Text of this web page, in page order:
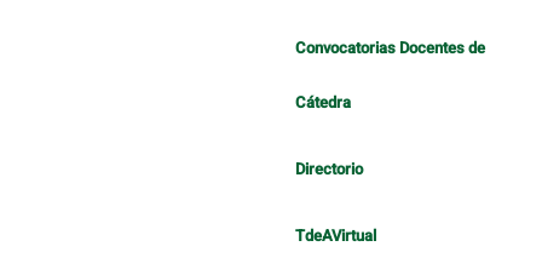
Convocatorias Docentes de
Cátedra
Directorio
TdeAVirtual